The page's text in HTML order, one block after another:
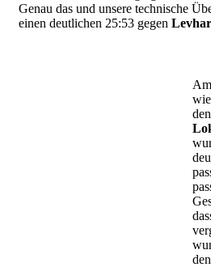
Genau das und unsere technische
einen deutlichen 25:53 gegen